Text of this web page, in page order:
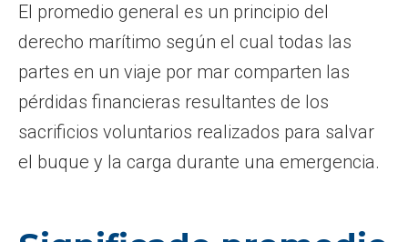
El promedio general es un principio del
derecho marítimo según el cual todas las
partes en un viaje por mar comparten las
pérdidas financieras resultantes de los
sacrificios voluntarios realizados para salvar
el buque y la carga durante una emergencia.